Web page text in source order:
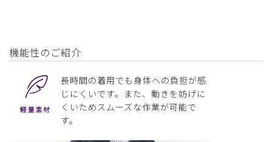
機能性のご紹介
長時間の着用でも身体への負担が感
じにくいです。また、動きを妨げに
くいためスムーズな作業が可能で
す。